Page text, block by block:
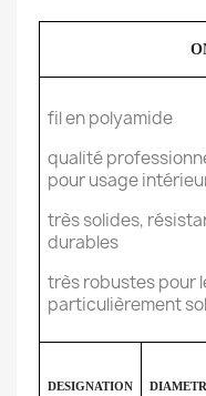
fil en polyamide
qualité
pour usage
très solides,
durables
très robustes pour
particulièrement
DESIGNATION